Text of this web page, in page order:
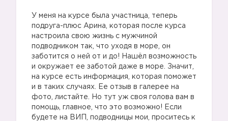
У меня на курсе была участница, теперь
подруга-плюс Арина, которая после курса
настроила свою жизнь с мужчиной
подводником так, что уходя в море, он
заботится о ней от и до! Нашёл возможность
и окружает ее заботой даже в море. Значит,
на курсе есть информация, которая поможет
и в таких случаях. Ее отзыв в галерее на
фото, листайте. Но тут уж своя голова вам в
помощь, главное, что это возможно! Если
будете на ВИП, подводницы мои, проситесь к